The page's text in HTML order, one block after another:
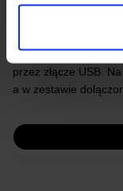
Programator ST-
STM8 SWIM.
przez złącze USB.
a w zestawie